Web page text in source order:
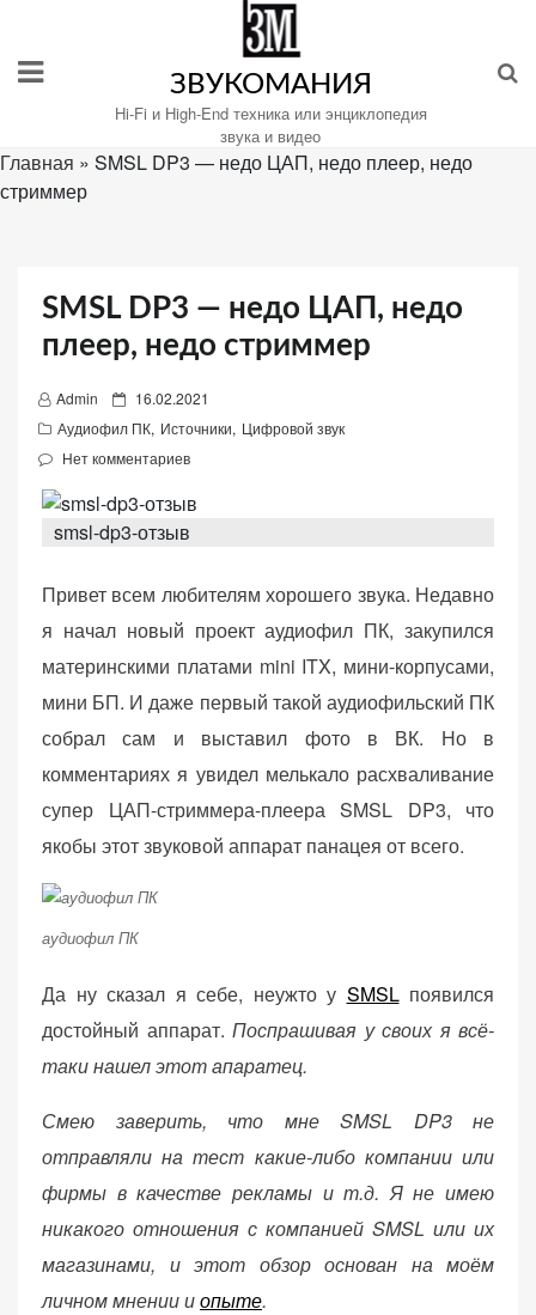
содержимому
ЗВУКОМАНИЯ
Hi-Fi и High-End техника или энциклопедия
звука и видео
Главная » SMSL DP3 — недо ЦАП, недо плеер, недо
стриммер
SMSL DP3 — недо ЦАП, недо
плеер, недо стриммер
Admin
P
o
s
e
d
n
16.02.2021
Аудиофил ПК, Источники, Цифровой звук
Нет комментариев
smsl-dp3-отзыв
Привет всем любителям хорошего звука. Недавно
я начал новый проект аудиофил ПК, закупился
материнскими платами mini ITX, мини-корпусами,
мини БП. И даже первый такой аудиофильский ПК
собрал сам и выставил фото в ВК. Но в
комментариях я увидел мелькало расхваливание
супер ЦАП-стриммера-плеера SMSL DP3, что
якобы этот звуковой аппарат панацея от всего.
аудиофил ПК
Да ну сказал я себе, неужто у SMSLпоявился
достойный аппарат. Поспрашивая у своих я всё-
таки нашел этот апаратец.
Смею заверить, что мне SMSL DP3 не
отправляли на тест какие-либо компании или
фирмы в качестве рекламы и т.д. Я не имею
никакого отношения с компанией SMSL или их
магазинами, и этот обзор основан на моём
личном мнении иопыте.
«Принять
все»
«Настройки
Настройте
Звукомания.
Обязательные
(технические)
Необходимы для
работы сайта.
Сохраняют
корзину,
авторизацию. Они
необходимы для
функционирования
Функциональные
нормальную
работу сайта. Если
вы откажетесь от